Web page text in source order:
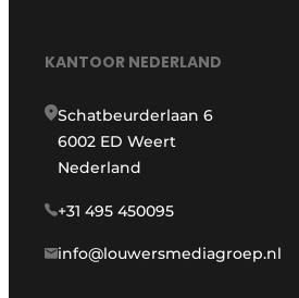
KANTOOR NEDERLAND
Schatbeurderlaan 6
6002 ED Weert
Nederland
+31 495 450095
info@louwersmediagroep.nl